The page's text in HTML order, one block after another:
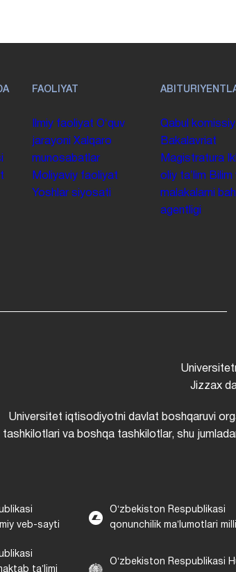
FAOLIYAT
Ilmiy faoliyat Oʻquv
jarayoni Xalqaro
munosabatlar
Moliyaviy faoliyat
Yoshlar siyosati
Qabul
Bakalavriat
Magistratura
oliy taʼlim Bilim
malakalarni
agentligi
Jizzax
Universitet iqtisodiyotni davlat boshqaruvi
tashkilotlari va boshqa tashkilotlar, shu
veb-sayti
Oʻzbekiston Respublikasi
qonunchilik maʼlumotlari
taʼlimi
Oʻzbekiston Respublikasi